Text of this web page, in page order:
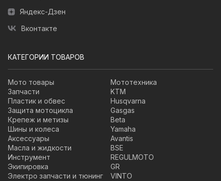
Яндекс-Дзен
Вконтакте
КАТЕГОРИИ ТОВАРОВ
Мото товары
Запчасти
Пластик и обвес
Защита мотоцикла
Крепеж и метизы
Шины и колеса
Аксессуары
Масла и жидкости
Инструмент
Экипировка
Электро запчасти и тюнинг
Мототехника
KTM
Husqvarna
Gasgas
Beta
Yamaha
Avantis
BSE
REGULMOTO
GR
VINTO